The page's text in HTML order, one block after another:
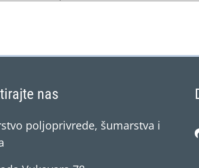
nas
poljoprivrede, šumarstva i